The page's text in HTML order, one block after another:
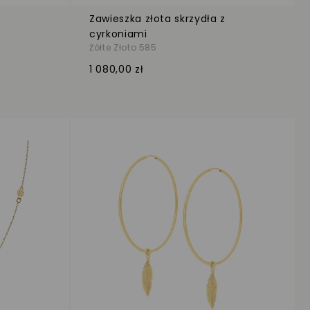
Zawieszka złota skrzydła z
cyrkoniami
Żółte Złoto 585
1 080,00 zł